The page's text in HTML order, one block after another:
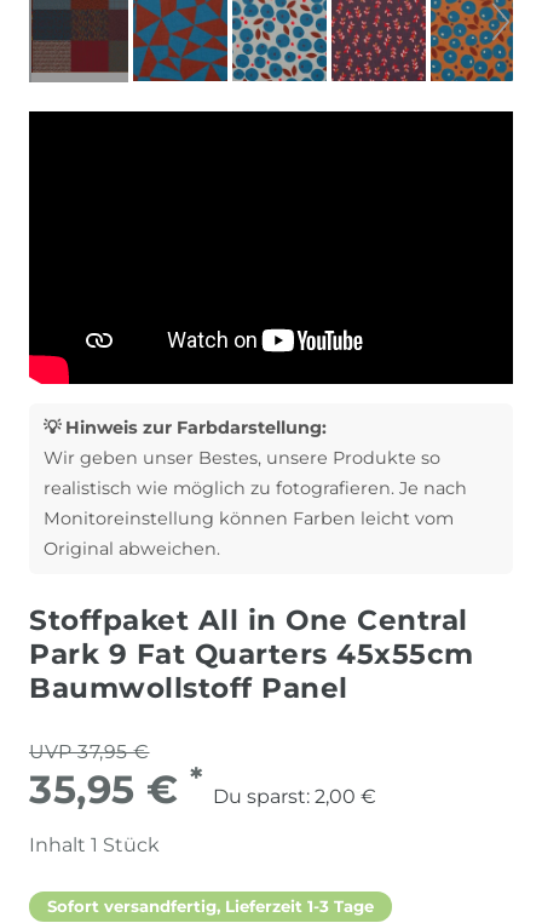
💡 Hinweis zur Farbdarstellung:
Wir geben unser Bestes, unsere Produkte so
realistisch wie möglich zu fotografieren. Je nach
Monitoreinstellung können Farben leicht vom
Original abweichen.
Stoffpaket All in One Central
Park 9 Fat Quarters 45x55cm
Baumwollstoff Panel
UVP 37,95 €
35,95 € *
Du sparst: 2,00 €
Inhalt 1 Stück
Sofort versandfertig, Lieferzeit 1-3 Tage